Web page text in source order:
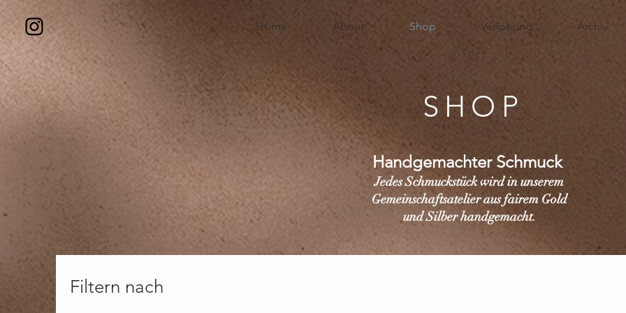
Home About Shop Verlobung Archiv
SHOP
Handgemachter Schmuck
Jedes Schmuckstück wird in unserem
Gemeinschaftsatelier aus fairem Gold
und Silber handgemacht.
Filtern nach